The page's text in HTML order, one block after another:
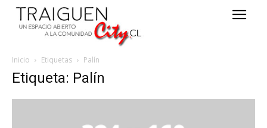
Inicio Etiquetas Palín
Etiqueta: Palín